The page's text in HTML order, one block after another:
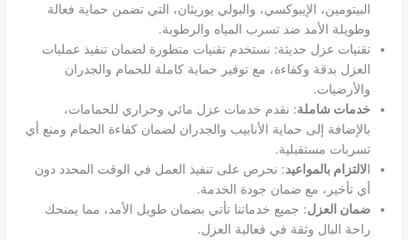
البيتومين، الإيبوكسي، والبولي يوريثان، التي تضمن حماية فعالة
وطويلة الأمد ضد تسرب المياه والرطوبة.
تقنيات عزل حديثة: نستخدم تقنيات متطورة لضمان تنفيذ عمليات
العزل بدقة وكفاءة، مع توفير حماية كاملة للحمام والجدران
والأرضيات.
خدمات شاملة: نقدم خدمات عزل مائي وحراري للحمامات،
بالإضافة إلى حماية الأنابيب والجدران لضمان كفاءة الحمام ومنع أي
تسربات مستقبلية.
الالتزام بالمواعيد: نحرص على تنفيذ العمل في الوقت المحدد دون
أي تأخير، مع ضمان جودة الخدمة.
ضمان العزل: جميع خدماتنا تأتي بضمان طويل الأمد، مما يمنحك
راحة البال وثقة في فعالية العزل.